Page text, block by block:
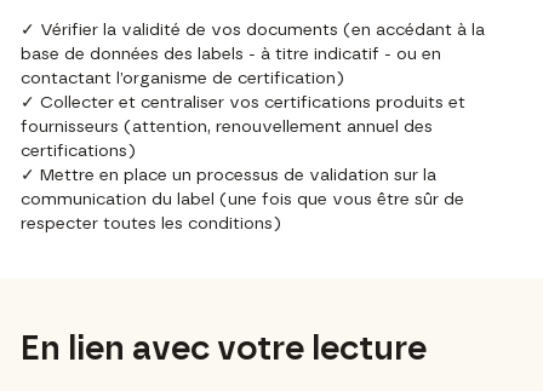
✓ Vérifier la validité de vos documents (en accédant à la
base de données des labels - à titre indicatif - ou en
contactant l’organisme de certification)
✓ Collecter et centraliser vos certifications produits et
fournisseurs (attention, renouvellement annuel des
certifications)
✓ Mettre en place un processus de validation sur la
communication du label (une fois que vous être sûr de
respecter toutes les conditions)
En lien avec votre lecture